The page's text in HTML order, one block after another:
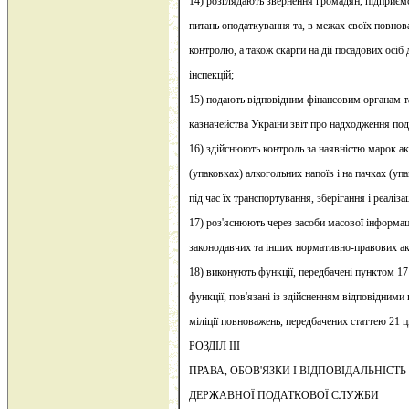
питань оподаткування та, в межах своїх
контролю, а також скарги на дії посадових
інспекцій;
15) подають відповідним фінансовим органам
казначейства України звіт про надходження
16) здійснюють контроль за наявністю марок
(упаковках) алкогольних напоїв і на пачках
під час їх транспортування, зберігання і
17) роз'яснюють через засоби масової
законодавчих та інших нормативно-правових
18) виконують функції, передбачені пунктом 17
функції, пов'язані із здійсненням відповідними
міліції повноважень, передбачених статтею 21
РОЗДІЛ III
ПРАВА, ОБОВ'ЯЗКИ І
ДЕРЖАВНОЇ ПОДАТКОВОЇ СЛУЖБИ